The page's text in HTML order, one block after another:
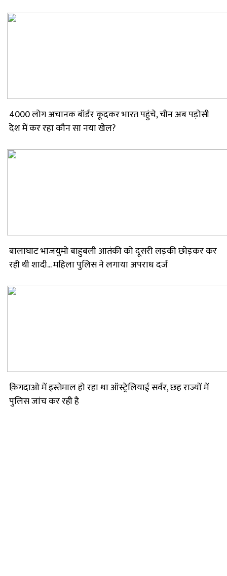
4000 लोग अचानक बॉर्डर कूदकर भारत पहुंचे, चीन अब पड़ोसी
देश में कर रहा कौन सा नया खेल?
बालाघाट भाजयुमो बाहुबली आतंकी को दूसरी लड़की छोड़कर कर
रही थी शादी... महिला पुलिस ने लगाया अपराध दर्ज
क़िंगदाओ में इस्तेमाल हो रहा था ऑस्ट्रेलियाई सर्वर, छह राज्यों में
पुलिस जांच कर रही है